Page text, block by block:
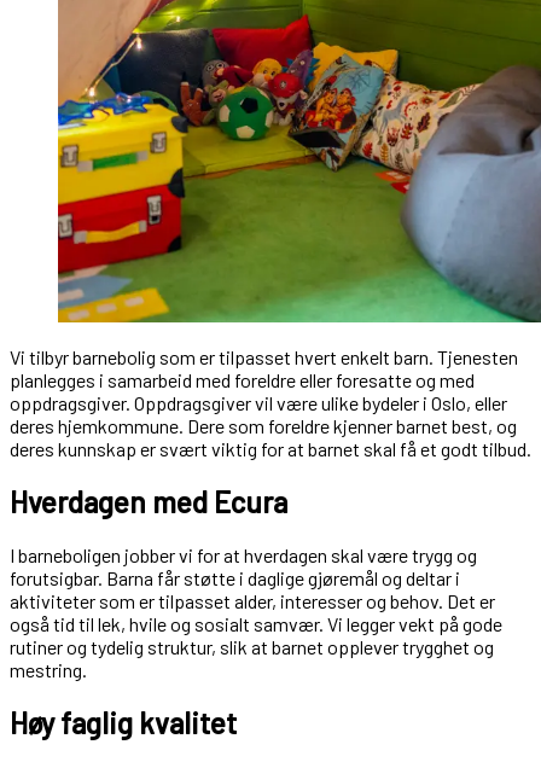
Vi tilbyr barnebolig som er tilpasset hvert enkelt barn. Tjenesten
planlegges i samarbeid med foreldre eller foresatte og med
oppdragsgiver. Oppdragsgiver vil være ulike bydeler i Oslo, eller
deres hjemkommune. Dere som foreldre kjenner barnet best, og
deres kunnskap er svært viktig for at barnet skal få et godt tilbud.
Hverdagen med Ecura
I barneboligen jobber vi for at hverdagen skal være trygg og
forutsigbar. Barna får støtte i daglige gjøremål og deltar i
aktiviteter som er tilpasset alder, interesser og behov. Det er
også tid til lek, hvile og sosialt samvær. Vi legger vekt på gode
rutiner og tydelig struktur, slik at barnet opplever trygghet og
mestring.
Høy faglig kvalitet